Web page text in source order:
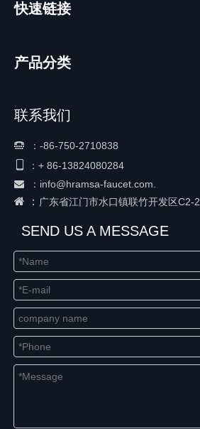
快速链接
产品分类
联系我们
 ： -86-750-2710838
： + 86-13824080284
 ： info@hramsa-faucet.com.
 ： 广东省江门市水口镇联竹开发区C2-2
SEND US A MESSAGE